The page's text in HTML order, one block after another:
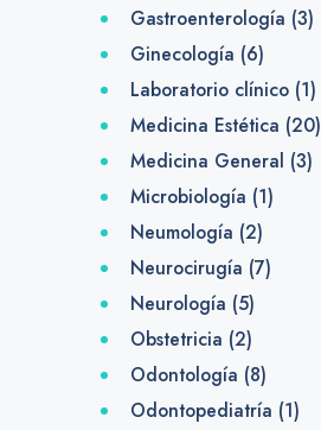
Gastroenterología (3)
Ginecología (6)
Laboratorio clínico(1)
Medicina Estética (20)
Medicina General (3)
Microbiología (1)
Neumología (2)
Neurocirugía (7)
Neurología (5)
Obstetricia (2)
Odontología (8)
Odontopediatría (1)